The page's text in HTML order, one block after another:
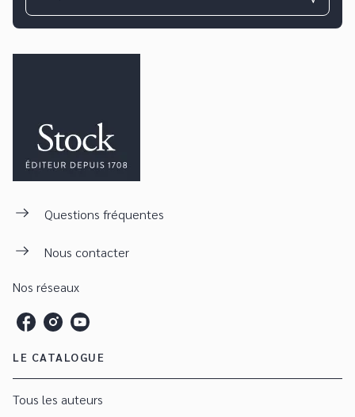
Questions fréquentes
Nous contacter
Nos réseaux
LE CATALOGUE
Tous les auteurs